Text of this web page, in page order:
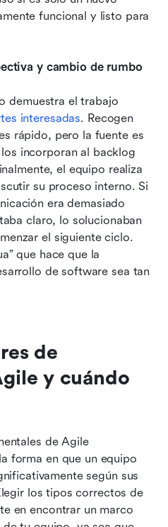
funcional y listo para
y cambio de rumbo
demuestra el trabajo
interesadas. Recogen
rápido, pero la fuente es
incorporan al backlog
el equipo realiza
su proceso interno. Si
era demasiado
claro, lo solucionaban
el siguiente ciclo.
que hace que la
de software sea tan
de
y cuándo
de Agile
forma en que un equipo
según sus
los tipos correctos de
en encontrar un marco